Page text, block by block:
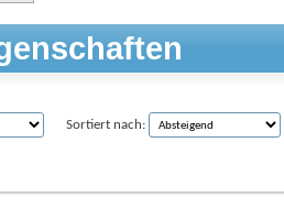
Sortiert nach: